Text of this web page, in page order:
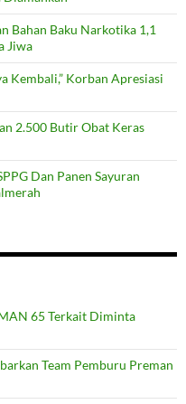
Bahan Baku Narkotika 1,1
Jiwa
Kembali,” Korban Apresiasi
2.500 Butir Obat Keras
Dan Panen Sayuran
65 Terkait Diminta
Team Pemburu Preman